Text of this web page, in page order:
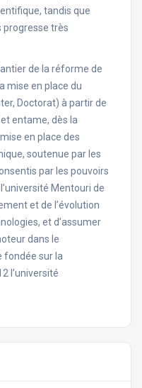
tandis que
progresse très
de la réforme de
mise en place du
Doctorat) à partir de
entame, dès la
en place des
soutenue par les
par les pouvoirs
Mentouri de
et de l’évolution
et d’assumer
dans le
fondée sur la
l’université